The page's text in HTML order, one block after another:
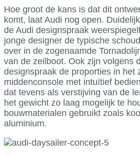
Hoe groot de kans is dat dit
komt, laat Audi nog open.
de Audi designspraak
jonge designer de typische
over in de zogenaamde
van de zeilboot. Ook zijn volgens
designspraak de proporties in het
middenconsole met intuïtief
dat tevens als verstijving van de
het gewicht zo laag mogelijk te
bouwmaterialen gebruikt zoals
aluminium.